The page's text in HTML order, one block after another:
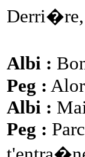
Derri�re,
Albi :
Peg :
Albi :
Peg :